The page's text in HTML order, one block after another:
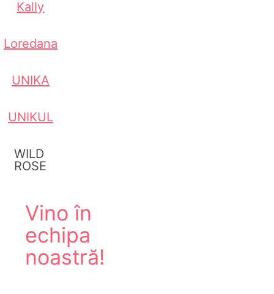
Kally
Loredana
UNIKA
UNIKUL
WILD
ROSE
Vino în
echipa
noastră!